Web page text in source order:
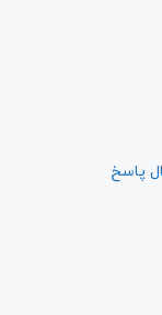
پاسخ